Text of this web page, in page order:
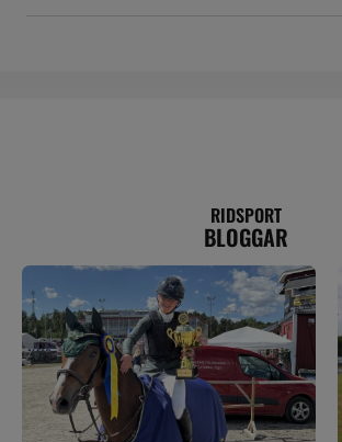
RIDSPORT
BLOGGAR